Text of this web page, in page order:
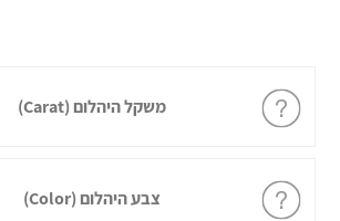
משקל היהלום (Carat)
צבע היהלום (Color)